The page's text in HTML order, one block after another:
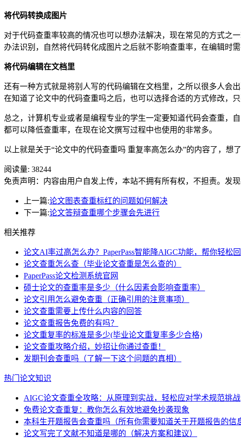
将代码转换成图片
对于代码查重率较高的情况也可以想办法解决，现在常见的方式之
办法识别，自然将代码转化成图片之后就不影响查重率，在编辑时
将代码编辑在文档里
还有一种方式就是将别人写的代码编辑在文档里，之所以很多人会
在知道了论文中的代码查重吗之后，也可以选择合适的方式修改，
总之，计算机专业或者是编程专业的学生一定要知道代码会查重，
都可以降低查重率，在现在论文撰写过程中也使用的非常多。
以上就是关于“论文中的代码查重吗 重复率高怎么办”的内容了，想
阅读量: 38244
免责声明：内容由用户自发上传，本站不拥有所有权，不担责。发
上一篇:论文图表查重标红的问题如何解决
下一篇:论文答辩查重哪个步骤会先进行
相关推荐
论文AI率过高怎么办？PaperPass智能降AIGC功能，帮你轻松
论文查重怎么查（毕业论文查重是怎么查的）
PaperPass论文检测系统官网
硕士论文的查重率是多少（什么因素会影响查重率）
论文引用怎么避免查重（正确引用的注意事项）
论文查重需要上传什么内容的回答
论文查重报告免费的有吗？
论文重复率的标准是多少(毕业论文重复率多少合格)
论文查重攻略介绍，妙招让你通过查重！
发期刊会查重吗（了解一下这个问题的真相）
热门论文知识
AIGC论文查重全攻略：从原理到实战，轻松应对学术规范挑战
免费论文查重复：教你怎么有效地避免抄袭现象
本科生开题报告会查重吗（所有你需要知道关于开题报告的信
论文写完了文献不知道是哪的（解决方案和建议）